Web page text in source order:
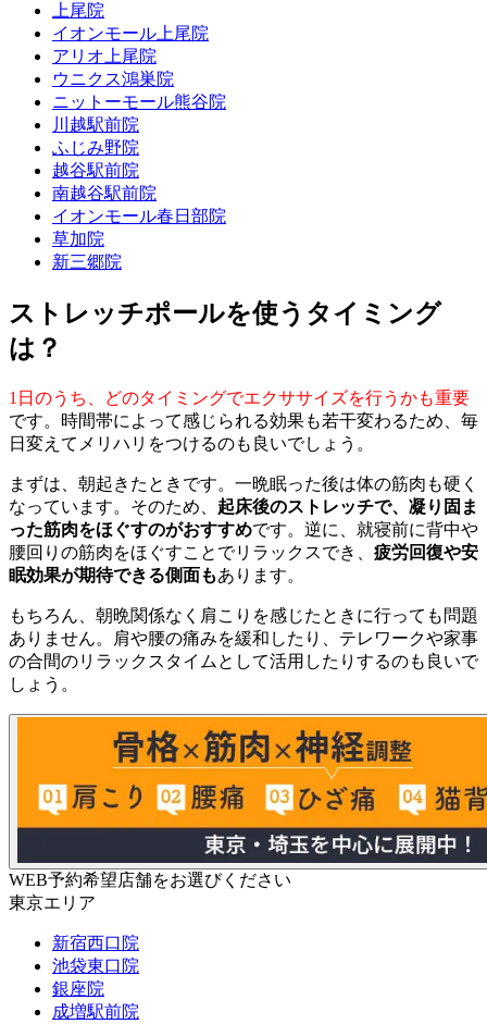
上尾院
イオンモール上尾院
アリオ上尾院
ウニクス鴻巣院
ニットーモール熊谷院
川越駅前院
ふじみ野院
越谷駅前院
南越谷駅前院
イオンモール春日部院
草加院
新三郷院
ストレッチポールを使うタイミング
は？
1日のうち、どのタイミングでエクササイズを行うかも重要
です。時間帯によって感じられる効果も若干変わるため、毎
日変えてメリハリをつけるのも良いでしょう。
まずは、朝起きたときです。一晩眠った後は体の筋肉も硬く
なっています。そのため、 起床後のストレッチで、凝り固ま
った筋肉をほぐすのがおすすめです。逆に、就寝前に背中や
腰回りの筋肉をほぐすことでリラックスでき、 疲労回復や安
眠効果が期待できる側面もあります。
もちろん、朝晩関係なく肩こりを感じたときに行っても問題
ありません。肩や腰の痛みを緩和したり、テレワークや家事
の合間のリラックスタイムとして活用したりするのも良いで
しょう。
WEB予約希望店舗をお選びください
東京エリア
新宿西口院
池袋東口院
銀座院
成増駅前院